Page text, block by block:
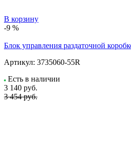
В корзину
-9 %
Блок управления раздаточной
Артикул: 3735060-55R
Есть в наличии
3 140 руб.
3 454 руб.